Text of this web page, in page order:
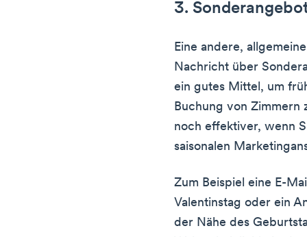
3.
Eine andere,
Nachricht über
ein gutes Mittel, um
Buchung von
noch effektiver, wenn
saisonalen
Zum Beispiel eine E-
Valentinstag oder ein
der Nähe des